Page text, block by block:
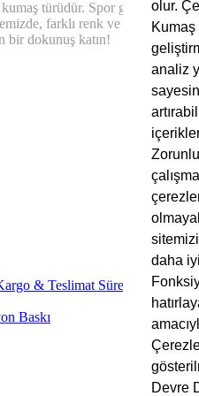
olur.
Kumaş
analiz
sitemizi
daha
Devre
türüdür. Spor gömleklerden
farklı renk ve desen
bir dokunuş katın!
& Teslimat Süreci
Baskı